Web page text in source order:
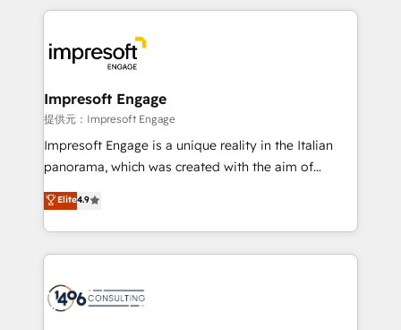
business with HubSpot? Let Cebra’s experts help
you grow faster, smarter, and with impact.
experiences. To us, technology is more than just
and—most importantly—simple. That’s why we lean
into bold ideas and shape them into thoughtful
products and strategies that actually make a
difference.
Impresoft Engage
提供元：Impresoft Engage
Impresoft Engage is a unique reality in the Italian
panorama, which was created with the aim of
putting Customer Experience at the center by
creating digital environments capable of integrating
people, processes and data. We offer the best
digital solutions on the market, ranging from CRM
marketing automation to online and offline sales
Elite4.9